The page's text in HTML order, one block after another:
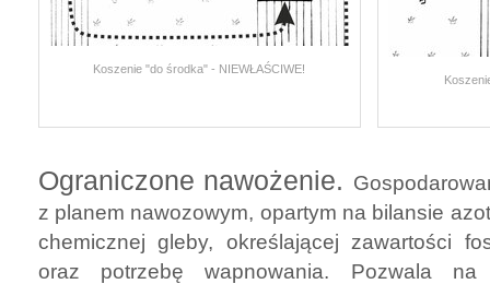
Koszenie "do środka" - NIEWŁAŚCIWE!
Ograniczone nawożenie.
z planem nawozowym, opartym na bilansie
chemicznej gleby, określającej zawartości
oraz potrzebę wapnowania. Pozwala na